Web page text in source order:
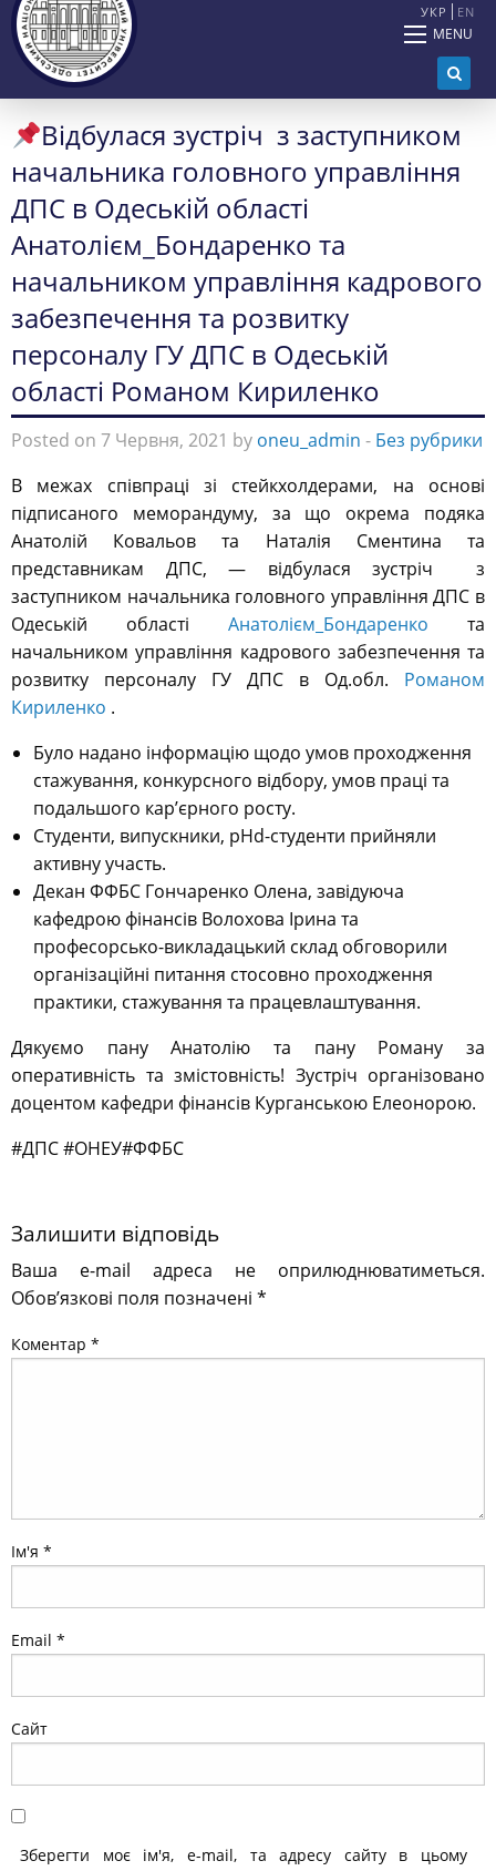
УКР EN
MENU
Відбулася зустріч з заступником
начальника головного управління
ДПС в Одеській області
Анатолієм_Бондаренко та
начальником управління кадрового
забезпечення та розвитку
персоналу ГУ ДПС в Одеській
області Романом Кириленко
Posted on 7 Червня, 2021 by oneu_admin - Без рубрики
В межах співпраці зі стейкхолдерами, на основі
підписаного меморандуму, за що окрема подяка
Анатолій Ковальов та Наталія Сментина та
представникам ДПС, — відбулася зустріч з
заступником начальника головного управління ДПС в
Одеській області Анатолієм_Бондаренко та
начальником управління кадрового забезпечення та
розвитку персоналу ГУ ДПС в Од.обл. Романом
Кириленко .
Було надано інформацію щодо умов проходження
стажування, конкурсного відбору, умов праці та
подальшого кар’єрного росту.
Студенти, випускники, pHd-студенти прийняли
активну участь.
Декан ФФБС Гончаренко Олена, завідуюча
кафедрою фінансів Волохова Ірина та
професорсько-викладацький склад обговорили
організаційні питання стосовно проходження
практики, стажування та працевлаштування.
Дякуємо пану Анатолію та пану Роману за
оперативність та змістовність! Зустріч організовано
доцентом кафедри фінансів Курганською Елеонорою.
#ДПС#ОНЕУ#ФФБС
Залишити відповідь
Ваша e-mail адреса не оприлюднюватиметься.
Обов’язкові поля позначені *
Коментар *
Ім'я *
Email *
Сайт
Зберегти моє ім'я, e-mail, та адресу сайту в цьому